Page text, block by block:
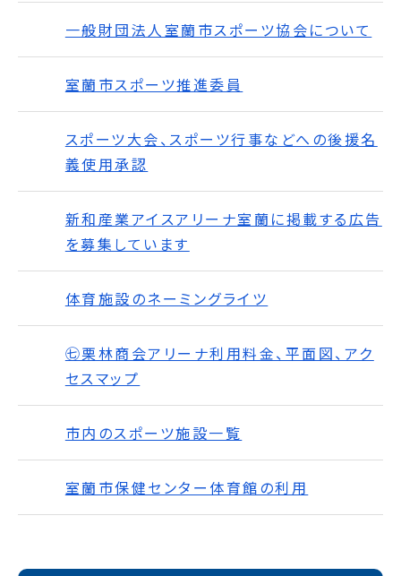
一般財団法人室蘭市スポーツ協会について
室蘭市スポーツ推進委員
スポーツ大会、スポーツ行事などへの後援名
義使用承認
新和産業アイスアリーナ室蘭に掲載する広告
を募集しています
体育施設のネーミングライツ
㊆栗林商会アリーナ利用料金、平面図、アク
セスマップ
市内のスポーツ施設一覧
室蘭市保健センター体育館の利用